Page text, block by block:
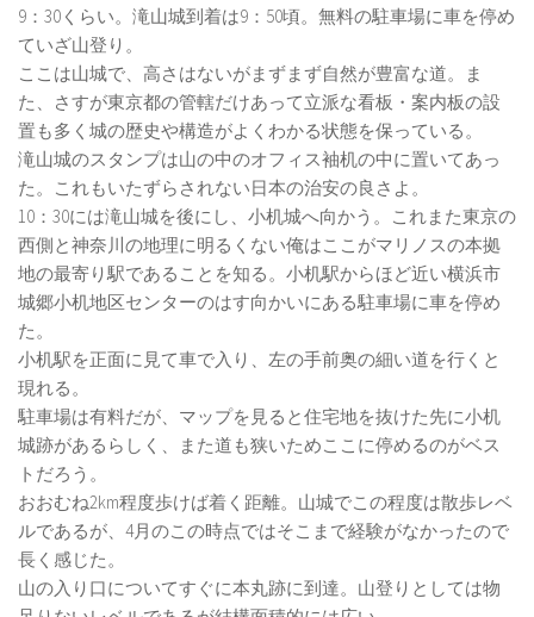
9：30くらい。滝山城到着は9：50頃。無料の駐車場に車を停め
ていざ山登り。
ここは山城で、高さはないがまずまず自然が豊富な道。ま
た、さすが東京都の管轄だけあって立派な看板・案内板の設
置も多く城の歴史や構造がよくわかる状態を保っている。
滝山城のスタンプは山の中のオフィス袖机の中に置いてあっ
た。これもいたずらされない日本の治安の良さよ。
10：30には滝山城を後にし、小机城へ向かう。これまた東京の
西側と神奈川の地理に明るくない俺はここがマリノスの本拠
地の最寄り駅であることを知る。小机駅からほど近い横浜市
城郷小机地区センターのはす向かいにある駐車場に車を停め
た。
小机駅を正面に見て車で入り、左の手前奥の細い道を行くと
現れる。
駐車場は有料だが、マップを見ると住宅地を抜けた先に小机
城跡があるらしく、また道も狭いためここに停めるのがベス
トだろう。
おおむね2km程度歩けば着く距離。山城でこの程度は散歩レベ
ルであるが、4月のこの時点ではそこまで経験がなかったので
長く感じた。
山の入り口についてすぐに本丸跡に到達。山登りとしては物